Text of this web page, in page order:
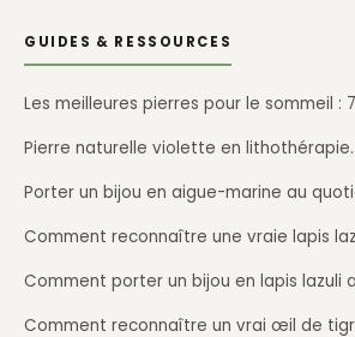
GUIDES & RESSOURCES
Les meilleures pierres pour le sommeil :
Pierre naturelle violette en
Porter un bijou en aigue-marine au
Comment reconnaître une vraie lapis
Comment porter un bijou en lapis lazuli
Comment reconnaître un vrai œil de